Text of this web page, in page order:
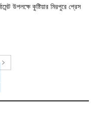
উপলক্ষে কুষ্টিয়ার মিরপুরে প্রেস